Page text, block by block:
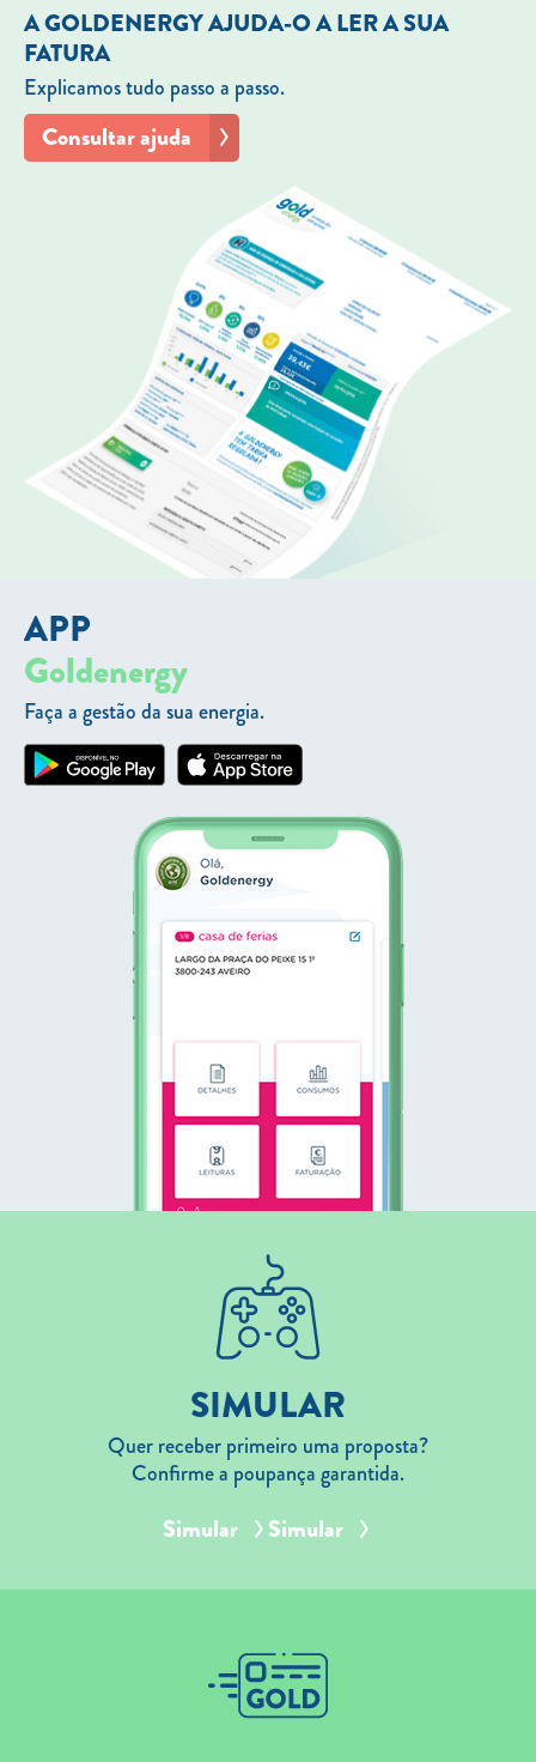
A GOLDENERGY AJUDA-O A LER A SUA
FATURA
Explicamos tudo passo a passo.
Consultar ajuda
APP
Goldenergy
Faça a gestão da sua energia.
SIMULAR
Quer receber primeiro uma proposta?
Confirme a poupança garantida.
Simular Simular